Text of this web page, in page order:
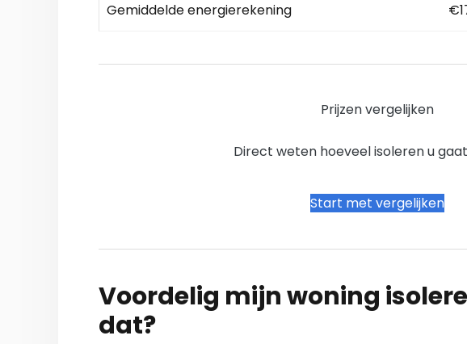
Gemiddelde energierekening
Prijzen vergelijken
Direct weten hoeveel isoleren u
Start met vergelijken
Voordelig mijn woning
dat?